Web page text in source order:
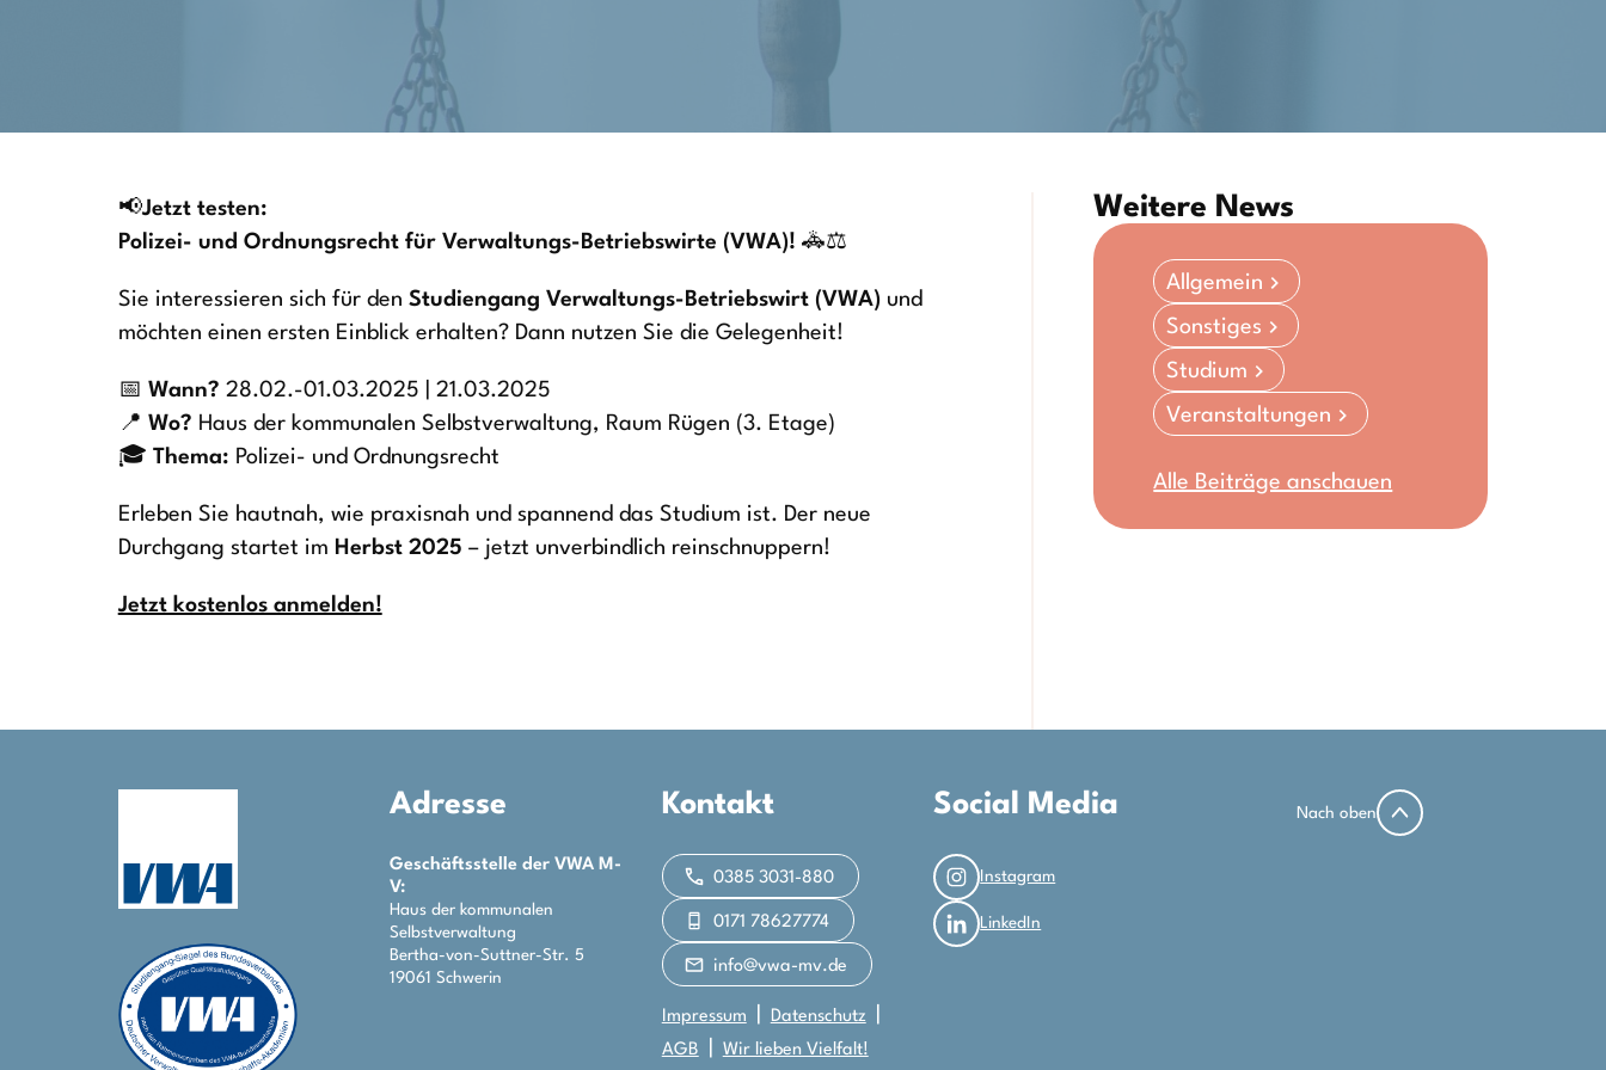
📢Jetzt testen:
Polizei- und Ordnungsrecht für Verwaltungs-Betriebswirte (VWA)! 🚓⚖️
Sie interessieren sich für den Studiengang Verwaltungs-Betriebswirt (VWA)und
möchten einen ersten Einblick erhalten? Dann nutzen Sie die Gelegenheit!
📅 Wann? 28.02.-01.03.2025 | 21.03.2025
📍 Wo? Haus der kommunalen Selbstverwaltung, Raum Rügen (3. Etage)
🎓 Thema: Polizei- und Ordnungsrecht
Erleben Sie hautnah, wie praxisnah und spannend das Studium ist. Der neue
Durchgang startet im Herbst 2025 – jetzt unverbindlich reinschnuppern!
Jetzt kostenlos anmelden!
Weitere News
Allgemein
Sonstiges
Studium
Veranstaltungen
Alle Beiträge anschauen
Adresse
Geschäftsstelle der VWA M-
V:
Haus der kommunalen
Selbstverwaltung
Bertha-von-Suttner-Str. 5
19061 Schwerin
Kontakt
0385 3031-880
0171 78627774
info@vwa-mv.de
Impressum
Datenschutz
AGB
Wir lieben Vielfalt!
Social Media
Instagram
LinkedIn
Nach oben